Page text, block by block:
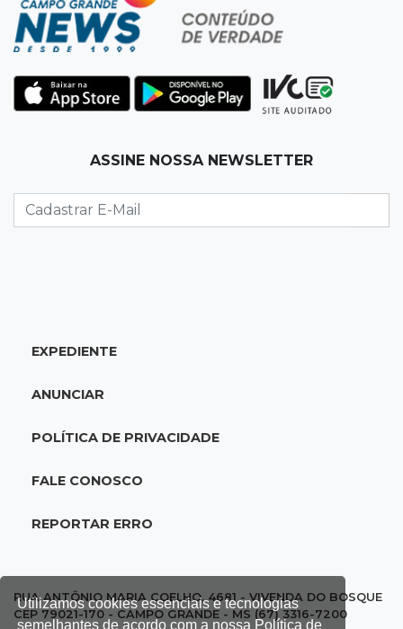
Utilizamos cookies essenciais e tecnologias
semelhantes de acordo com a nossa Política de
dois caminhões em pátio
Corinthians vence Bragantino por 2 a 0 e sobe
para 7º no Brasileirão
Na Vila Belmiro
lugar no Brasileirão
18:33Em 2022
adolescente atropelada no Amazonas
18:15 Nubank Parque
Palmeiras e Inter ficam no 0 a 0 pela 22ª
1% da população de pets na Capital
ASSINE NOSSA NEWSLETTER
EXPEDIENTE
ANUNCIAR
POLÍTICA DE PRIVACIDADE
FALE CONOSCO
REPORTAR ERRO
RUA ANTÔNIO MARIA COELHO, 4681 - VIVENDA DO BOSQUE
CEP 79021-170 - CAMPO GRANDE - MS (67) 3316-7200